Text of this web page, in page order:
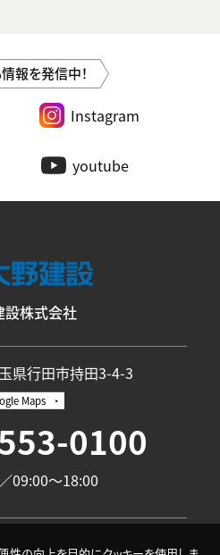
報を発信中！
Instagram
youtube
設株式会社
県行田市持田3-4-3
Maps
0100
09:00〜18:00